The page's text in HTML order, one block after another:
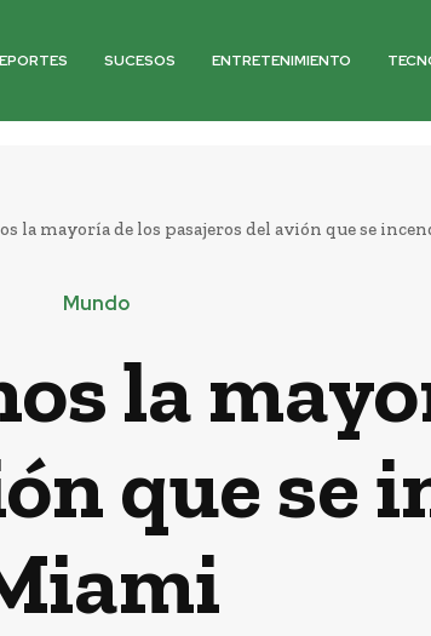
SUCESOS ENTRETENIMIENTO
la mayoría de los pasajeros del avión que se
Mundo
la
que se